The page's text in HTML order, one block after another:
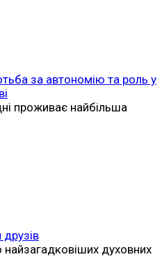
за автономію та роль у
проживає найбільша
найзагадковіших духовних